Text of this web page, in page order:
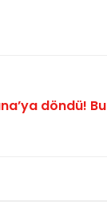
döndü! Bu